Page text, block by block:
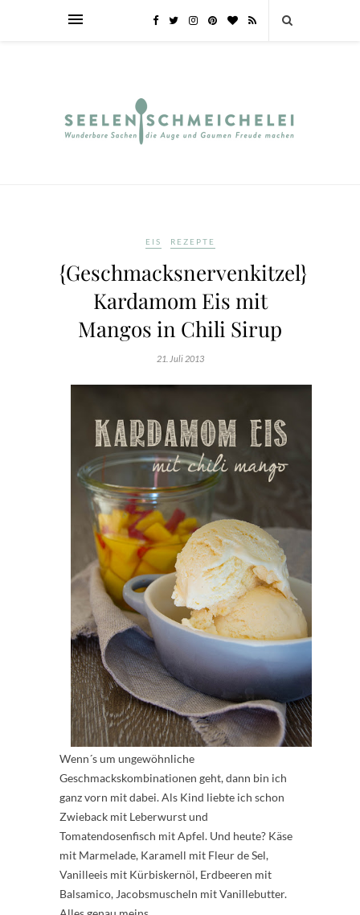
EIS REZEPTE
{Geschmacksnervenkitzel}
Kardamom Eis mit
Mangos in Chili Sirup
21. Juli 2013
Wenn´s um ungewöhnliche
Geschmackskombinationen geht, dann bin ich
ganz vorn mit dabei. Als Kind liebte ich schon
Zwieback mit Leberwurst und
Tomatendosenfisch mit Apfel. Und heute? Käse
mit Marmelade, Karamell mit Fleur de Sel,
Vanilleeis mit Kürbiskernöl, Erdbeeren mit
Balsamico, Jacobsmuscheln mit Vanillebutter.